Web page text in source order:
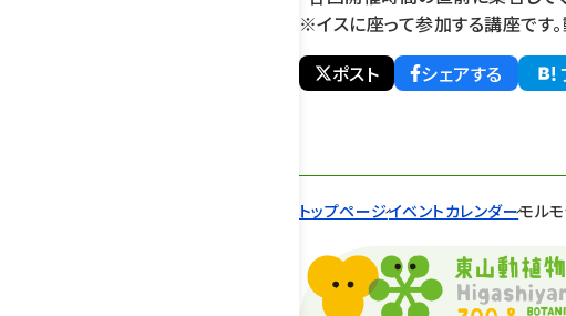
トップページイベントカレンダーモルモ
※イスに座って参加する講座です
ポスト
シェアする